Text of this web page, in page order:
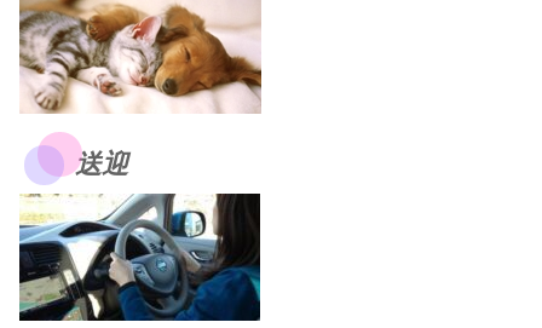
送迎